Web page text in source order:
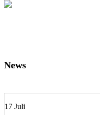
News
17 Juli